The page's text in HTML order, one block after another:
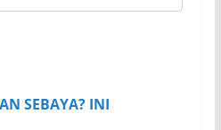
SEBAYA? INI